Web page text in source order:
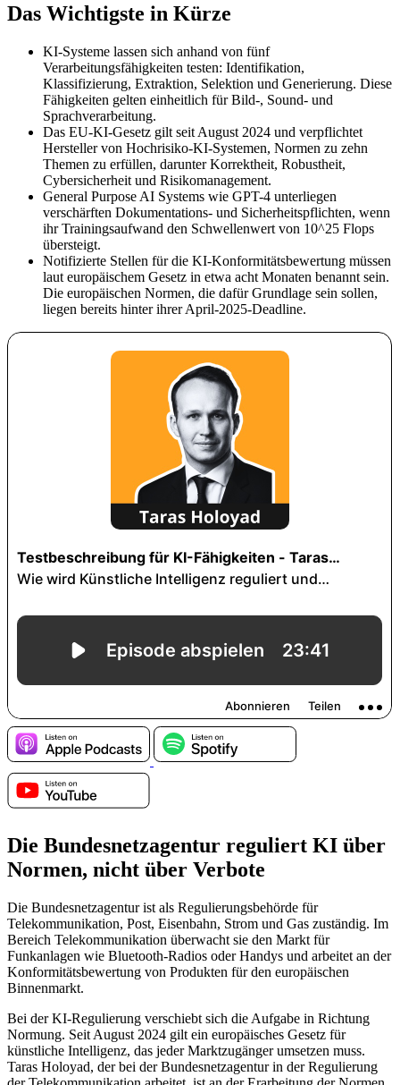
Das Wichtigste in Kürze
KI-Systeme lassen sich anhand von fünf
Verarbeitungsfähigkeiten testen: Identifikation,
Klassifizierung, Extraktion, Selektion und Generierung. Diese
Fähigkeiten gelten einheitlich für Bild-, Sound- und
Sprachverarbeitung.
Das EU-KI-Gesetz gilt seit August 2024 und verpflichtet
Hersteller von Hochrisiko-KI-Systemen, Normen zu zehn
Themen zu erfüllen, darunter Korrektheit, Robustheit,
Cybersicherheit und Risikomanagement.
General Purpose AI Systems wie GPT-4 unterliegen
verschärften Dokumentations- und Sicherheitspflichten, wenn
ihr Trainingsaufwand den Schwellenwert von 10^25 Flops
übersteigt.
Notifizierte Stellen für die KI-Konformitätsbewertung müssen
laut europäischem Gesetz in etwa acht Monaten benannt sein.
Die europäischen Normen, die dafür Grundlage sein sollen,
liegen bereits hinter ihrer April-2025-Deadline.
Die Bundesnetzagentur reguliert KI über
Normen, nicht über Verbote
Die Bundesnetzagentur ist als Regulierungsbehörde für
Telekommunikation, Post, Eisenbahn, Strom und Gas zuständig. Im
Bereich Telekommunikation überwacht sie den Markt für
Funkanlagen wie Bluetooth-Radios oder Handys und arbeitet an der
Konformitätsbewertung von Produkten für den europäischen
Binnenmarkt.
Bei der KI-Regulierung verschiebt sich die Aufgabe in Richtung
Normung. Seit August 2024 gilt ein europäisches Gesetz für
künstliche Intelligenz, das jeder Marktzugänger umsetzen muss.
Taras Holoyad, der bei der Bundesnetzagentur in der Regulierung